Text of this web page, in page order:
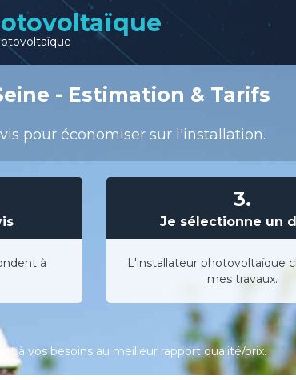
- Estimation & Tarifs
pour économiser sur l'installation.
à
3.
Je sélectionne un
L'installateur photovoltaïque
mes travaux.
à vos besoins au meilleur rapport qualité/prix.